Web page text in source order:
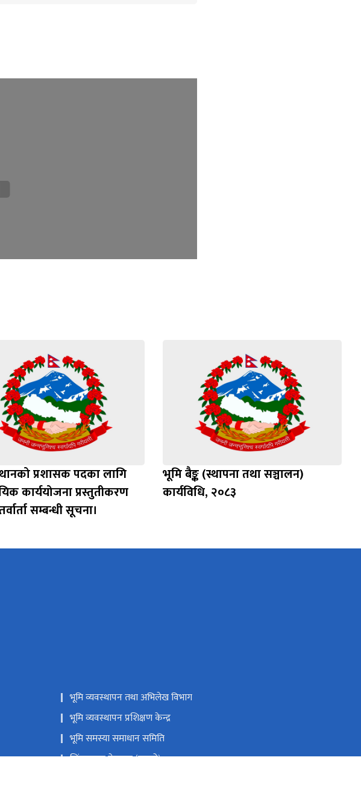
प्रशासक पदका लागि
कार्ययोजना प्रस्तुतीकरण
सम्बन्धी सूचना।
भूमि बैङ्क (स्थापना तथा सञ्चालन)
कार्यविधि, २०८३
भूमि व्यवस्थापन तथा अभिलेख विभाग
भूमि व्यवस्थापन प्रशिक्षण केन्द्र
भूमि समस्या समाधान समिति
सिंहदरबार गेटपास (पुरानो)